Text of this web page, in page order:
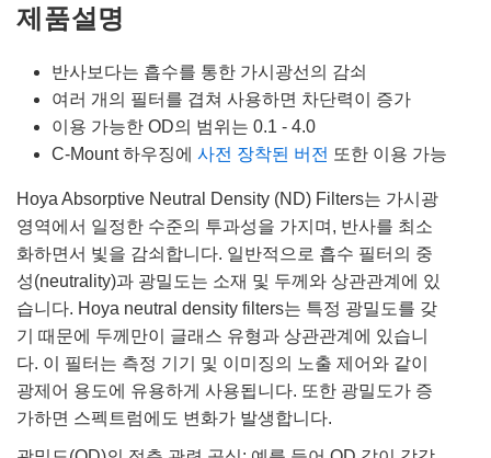
제품설명
반사보다는 흡수를 통한 가시광선의 감쇠
여러 개의 필터를 겹쳐 사용하면 차단력이 증가
이용 가능한 OD의 범위는 0.1 - 4.0
C-Mount 하우징에 사전 장착된 버전 또한 이용 가능
Hoya Absorptive Neutral Density (ND) Filters는 가시광
영역에서 일정한 수준의 투과성을 가지며, 반사를 최소
화하면서 빛을 감쇠합니다. 일반적으로 흡수 필터의 중
성(neutrality)과 광밀도는 소재 및 두께와 상관관계에 있
습니다. Hoya neutral density filters는 특정 광밀도를 갖
기 때문에 두께만이 글래스 유형과 상관관계에 있습니
다. 이 필터는 측정 기기 및 이미징의 노출 제어와 같이
광제어 용도에 유용하게 사용됩니다. 또한 광밀도가 증
가하면 스펙트럼에도 변화가 발생합니다.